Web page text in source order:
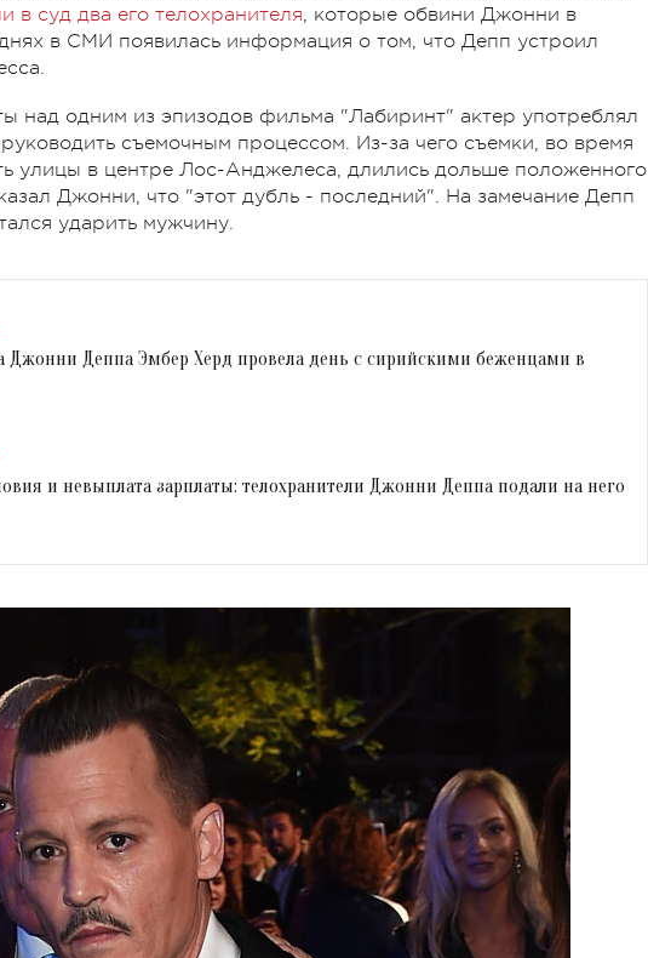
в суд два его телохранителя, которые обвини Джонни в
в СМИ появилась информация о том, что Депп устроил
над одним из эпизодов фильма "Лабиринт" актер употреблял
съемочным процессом. Из-за чего съемки, во время
улицы в центре Лос-Анджелеса, длились дольше положенного
Джонни, что "этот дубль - последний". На замечание Депп
ударить мужчину.
Деппа Эмбер Херд провела день с сирийскими беженцами в
и невыплата зарплаты: телохранители Джонни Деппа подали на него